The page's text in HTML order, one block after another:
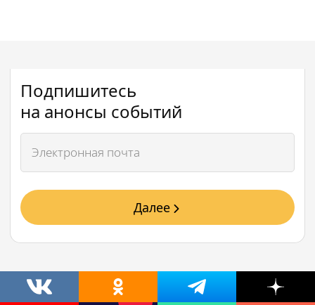
Подпишитесь
на анонсы событий
Далее